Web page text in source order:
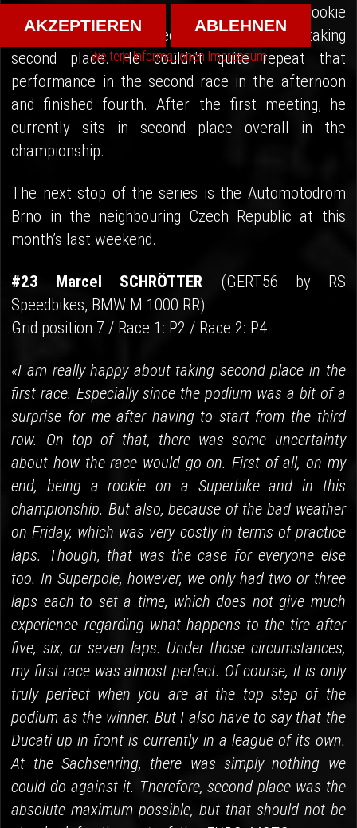
was beautiful. EURO MOTO Superbike rookie
Marcel Schrötter showed his class in Race 1, taking
second place. He couldn't quite repeat that
performance in the second race in the afternoon
and finished fourth. After the first meeting, he
currently sits in second place overall in the
championship.
The next stop of the series is the Automotodrom
Brno in the neighbouring Czech Republic at this
month’s last weekend.
#23 Marcel SCHRÖTTER (GERT56 by RS
Speedbikes, BMW M 1000 RR)
Grid position 7 / Race 1: P2 / Race 2: P4
«I am really happy about taking second place in the
first race. Especially since the podium was a bit of a
surprise for me after having to start from the third
row. On top of that, there was some uncertainty
about how the race would go on. First of all, on my
end, being a rookie on a Superbike and in this
championship. But also, because of the bad weather
on Friday, which was very costly in terms of practice
laps. Though, that was the case for everyone else
too. In Superpole, however, we only had two or three
laps each to set a time, which does not give much
experience regarding what happens to the tire after
five, six, or seven laps. Under those circumstances,
my first race was almost perfect. Of course, it is only
truly perfect when you are at the top step of the
podium as the winner. But I also have to say that the
Ducati up in front is currently in a league of its own.
At the Sachsenring, there was simply nothing we
could do against it. Therefore, second place was the
absolute maximum possible, but that should not be
AKZEPTIEREN ABLEHNEN
Weitere Informationen Impressum